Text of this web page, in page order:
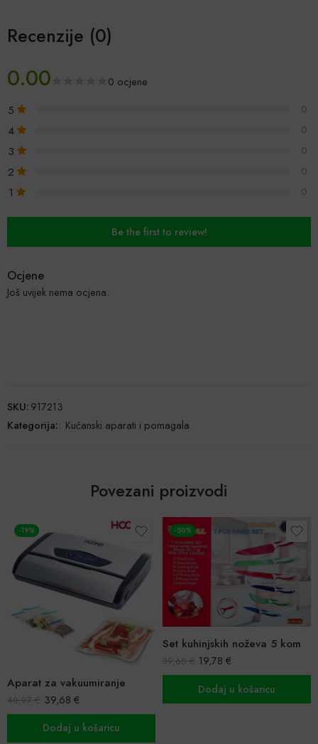
Recenzije (0)
0.00 0 ocjene
5 0
4 0
3 0
2 0
1 0
Be the first to review!
Ocjene
Još uvijek nema ocjena.
SKU:917213
Kategorija:: Kućanski aparati i pomagala
Povezani proizvodi
Set kuhinjskih noževa 5 kom
19,78€
Dodaj u košaricu
-50%
26,41€